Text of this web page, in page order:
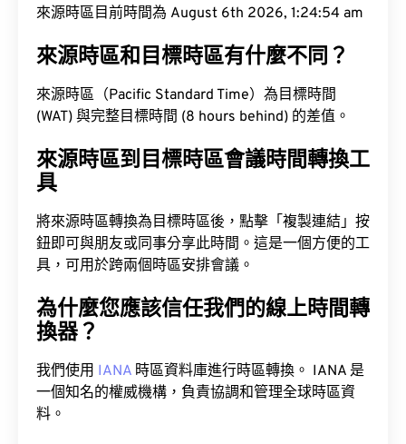
來源時區目前時間為 August 6th 2026, 1:24:55 am
來源時區和目標時區有什麼不同？
來源時區（Pacific Standard Time）為目標時間
(WAT) 與完整目標時間 (8 hours behind) 的差值。
來源時區到目標時區會議時間轉換工
具
將來源時區轉換為目標時區後，點擊「複製連結」按
鈕即可與朋友或同事分享此時間。這是一個方便的工
具，可用於跨兩個時區安排會議。
為什麼您應該信任我們的線上時間轉
換器？
我們使用 IANA 時區資料庫進行時區轉換。 IANA 是
一個知名的權威機構，負責協調和管理全球時區資
料。